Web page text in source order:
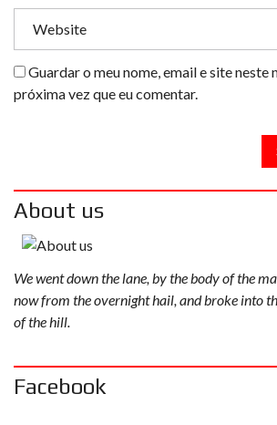
Guardar o meu nome, email e site neste
próxima vez que eu comentar.
About us
We went down the lane, by the body of the
now from the overnight hail, and broke into
of the hill.
Facebook